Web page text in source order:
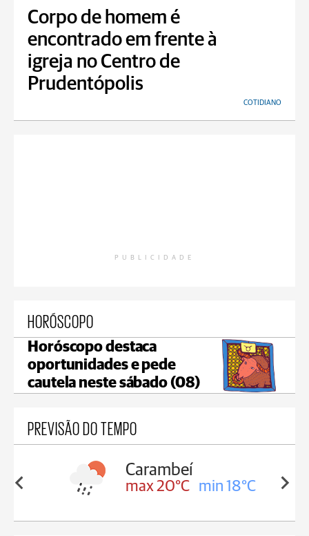
Corpo de homem é
encontrado em frente à
igreja no Centro de
Prudentópolis
COTIDIANO
PUBLICIDADE
HORÓSCOPO
Horóscopo destaca
oportunidades e pede
cautela neste sábado (08)
PREVISÃO DO TEMPO
18°C
Jaguariaíva
max 20°C min 18°C